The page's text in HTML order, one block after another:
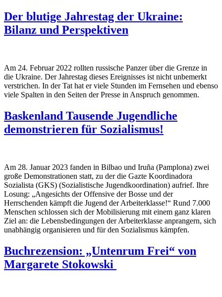
Der blutige Jahrestag der Ukraine:
Bilanz und Perspektiven
Am 24. Februar 2022 rollten russische Panzer über die Grenze in
die Ukraine. Der Jahrestag dieses Ereignisses ist nicht unbemerkt
verstrichen. In der Tat hat er viele Stunden im Fernsehen und ebenso
viele Spalten in den Seiten der Presse in Anspruch genommen.
Baskenland Tausende Jugendliche
demonstrieren für Sozialismus!
Am 28. Januar 2023 fanden in Bilbao und Iruña (Pamplona) zwei
große Demonstrationen statt, zu der die Gazte Koordinadora
Sozialista (GKS) (Sozialistische Jugendkoordination) aufrief. Ihre
Losung: „Angesichts der Offensive der Bosse und der
Herrschenden kämpft die Jugend der Arbeiterklasse!“ Rund 7.000
Menschen schlossen sich der Mobilisierung mit einem ganz klaren
Ziel an: die Lebensbedingungen der Arbeiterklasse anprangern, sich
unabhängig organisieren und für den Sozialismus kämpfen.
Buchrezension: „Untenrum Frei“ von
Margarete Stokowski